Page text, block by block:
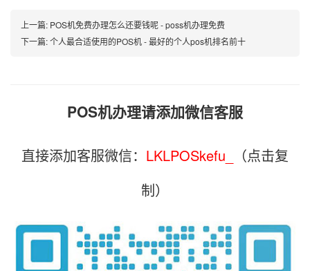
上一篇: POS机免费办理怎么还要钱呢 - poss机办理免费
下一篇:个人最合适使用的POS机 - 最好的个人pos机排名前十
POS机办理请添加微信客服
直接添加客服微信： LKLPOSkefu_
（点击复
制）